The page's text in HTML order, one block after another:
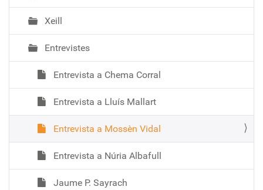
Xeill
Entrevistes
Entrevista a Chema Corral
Entrevista a Lluís Mallart
Entrevista a Mossèn Vidal
Entrevista a Núria Albafull
Jaume P. Sayrach